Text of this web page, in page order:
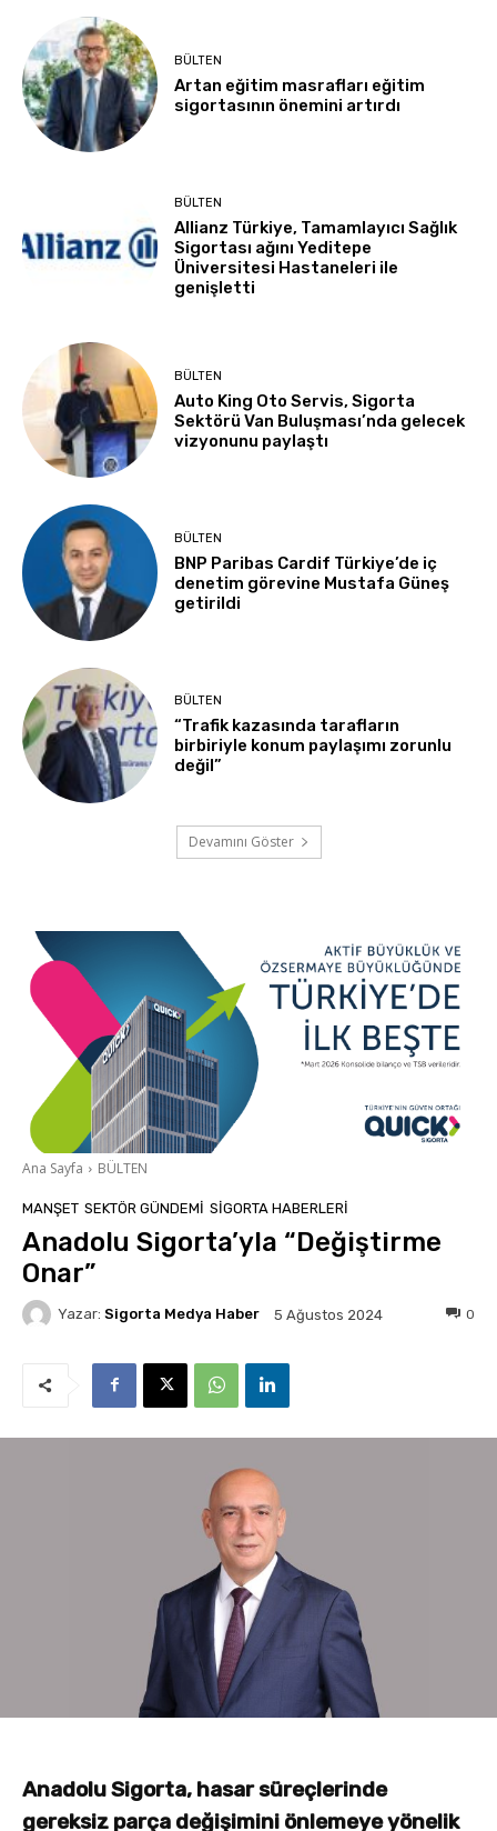
BÜLTEN
Artan eğitim masrafları eğitim
sigortasının önemini artırdı
BÜLTEN
Allianz Türkiye, Tamamlayıcı Sağlık
Sigortası ağını Yeditepe
Üniversitesi Hastaneleri ile
genişletti
BÜLTEN
Auto King Oto Servis, Sigorta
Sektörü Van Buluşması’nda gelecek
vizyonunu paylaştı
BÜLTEN
BNP Paribas Cardif Türkiye’de iç
denetim görevine Mustafa Güneş
getirildi
BÜLTEN
“Trafik kazasında tarafların
birbiriyle konum paylaşımı zorunlu
değil”
Devamını Göster